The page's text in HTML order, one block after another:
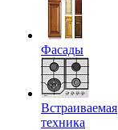
Фасады
Встраиваемая
техника